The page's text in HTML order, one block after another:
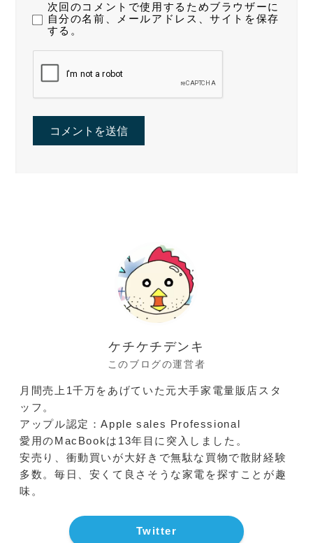
次回のコメントで使用するためブラウザーに
自分の名前、メールアドレス、サイトを保存
する。
ケチケチデンキ
このブログの運営者
月間売上1千万をあげていた元大手家電量販店スタ
ッフ。
アップル認定：Apple sales Professional
愛用のMacBookは13年目に突入しました。
安売り、衝動買いが大好きで無駄な買物で散財経験
多数。毎日、安くて良さそうな家電を探すことが趣
味。
Twitter